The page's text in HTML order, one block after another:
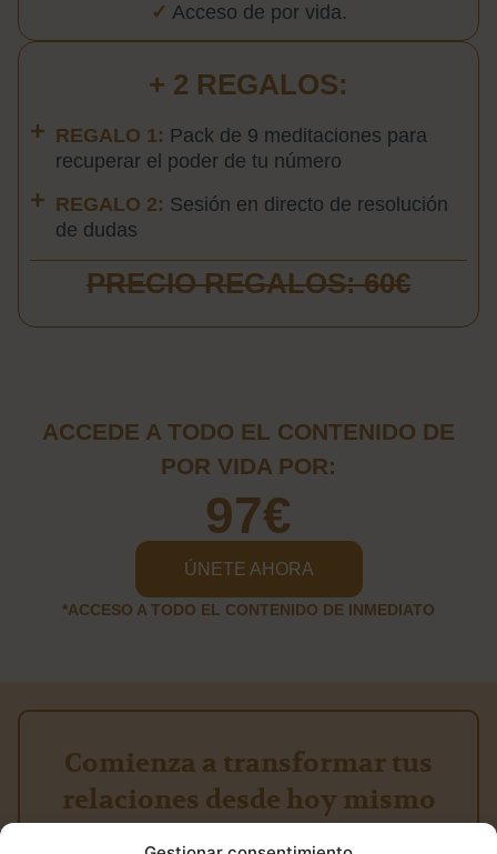
✓ Acceso de por vida.
+ 2 REGALOS:
REGALO 1: Pack de 9 meditaciones para
recuperar el poder de tu número
REGALO 2: Sesión en directo de resolución
de dudas
PRECIO REGALOS: 60€
ACCEDE A TODO EL CONTENIDO DE
POR VIDA POR:
97€
ÚNETE AHORA
*ACCESO A TODO EL CONTENIDO DE INMEDIATO
Comienza a transformar tus
relaciones desde hoy mismo